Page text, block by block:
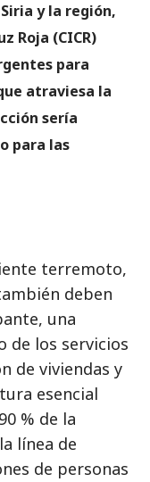
y la región,
Roja (CICR)
para
atraviesa la
sería
para las
terremoto,
deben
una
de los servicios
de viviendas y
esencial
% de la
línea de
de personas